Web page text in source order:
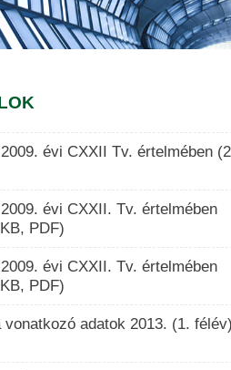
évi CXXII Tv. értelmében
évi CXXII. Tv. értelmében
PDF)
évi CXXII. Tv. értelmében
PDF)
adatok 2013. (1.